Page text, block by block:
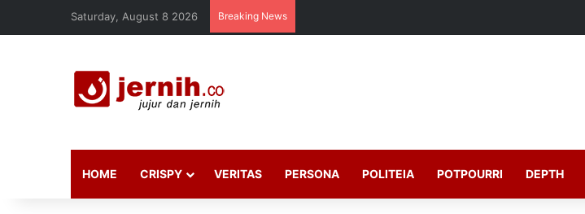
Saturday, August 8 2026 Breaking News
HOME CRISPY VERITAS PERSONA POLITEIA POTPOURRI DEPTH